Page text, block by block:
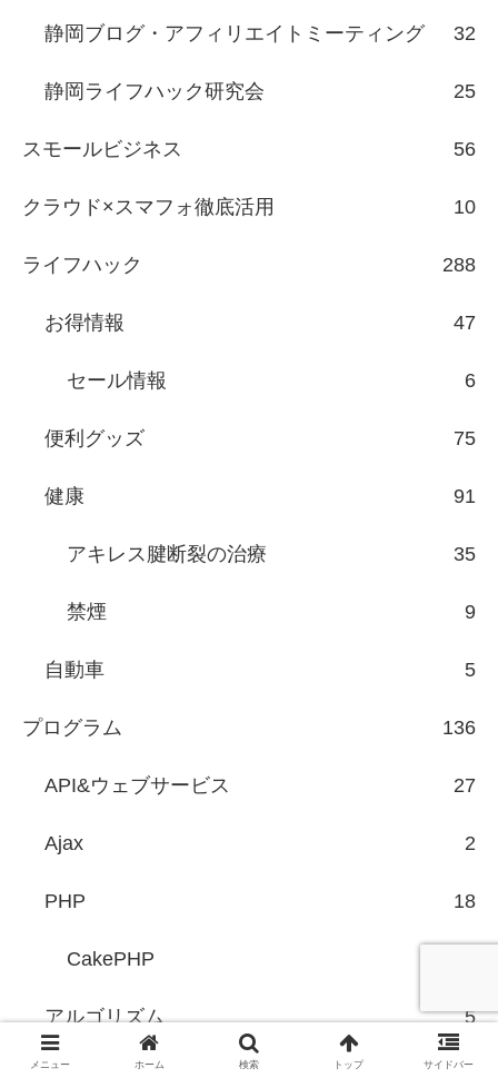
静岡ブログ・アフィリエイトミーティング 32
静岡ライフハック研究会 25
スモールビジネス 56
クラウド×スマフォ徹底活用 10
ライフハック 288
お得情報 47
セール情報 6
便利グッズ 75
健康 91
アキレス腱断裂の治療 35
禁煙 9
自動車 5
プログラム 136
API&ウェブサービス 27
Ajax 2
PHP 18
CakePHP
アルゴリズム 5
メニュー ホーム 検索 トップ サイドバー